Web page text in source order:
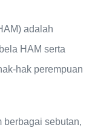
adalah
HAM serta
hak perempuan
berbagai sebutan,